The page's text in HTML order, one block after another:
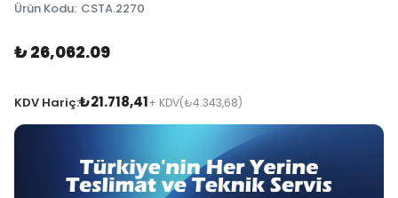
Ürün Kodu: CSTA.2270
₺ 26,062.09
KDV Hariç:₺21.718,41+ KDV(₺4.343,68)